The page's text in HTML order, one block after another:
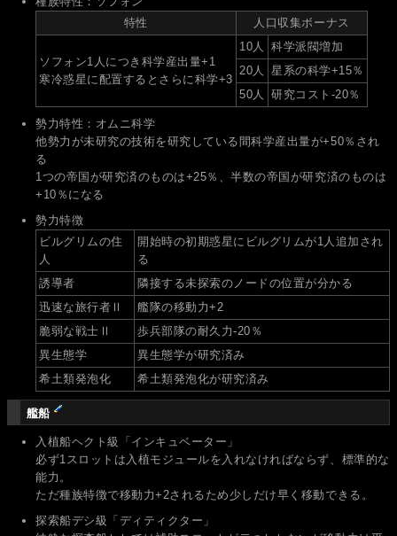
特性
人口収集ボーナス
ソフォン1人につき科学産出量+1
寒冷惑星に配置するとさらに科学+3
10人
科学派閥増加
20人
星系の科学+15％
50人
研究コスト-20％
勢力特性：オムニ科学
他勢力が未研究の技術を研究している間科学産出量が+50％され
る
1つの帝国が研究済のものは+25％、半数の帝国が研究済のものは
+10％になる
勢力特徴
ビルグリムの住
人
開始時の初期惑星にビルグリムが1人追加され
る
誘導者
隣接する未探索のノードの位置が分かる
迅速な旅行者Ⅱ
艦隊の移動力+2
脆弱な戦士Ⅱ
歩兵部隊の耐久力-20％
異生態学
異生態学が研究済み
希土類発泡化
希土類発泡化が研究済み
艦船
入植船ヘクト級「インキュベーター」
必ず1スロットは入植モジュールを入れなければならず、標準的な
能力。
ただ種族特徴で移動力+2されるため少しだけ早く移動できる。
探索船デシ級「ディティクター」